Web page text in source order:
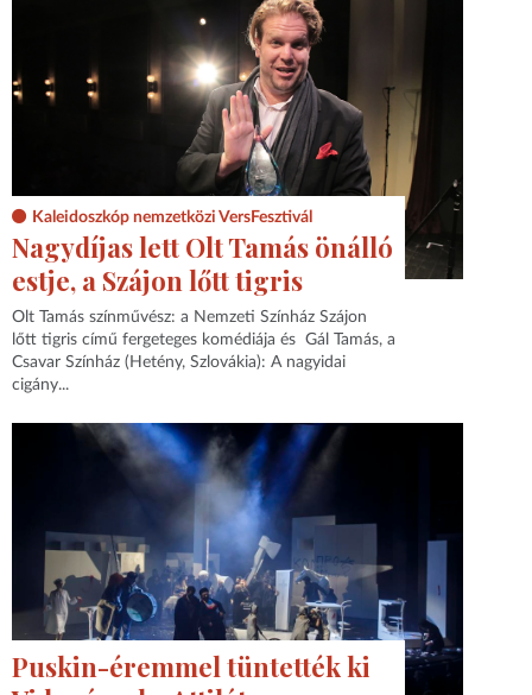
Kaleidoszkóp nemzetközi VersFesztivál
Nagydíjas lett Olt Tamás önálló
estje, a Szájon lőtt tigris
Olt Tamás színművész: a Nemzeti Színház Szájon
lőtt tigris című fergeteges komédiája és Gál Tamás, a
Csavar Színház (Hetény, Szlovákia): A nagyidai
cigány...
Puskin-éremmel tüntették ki